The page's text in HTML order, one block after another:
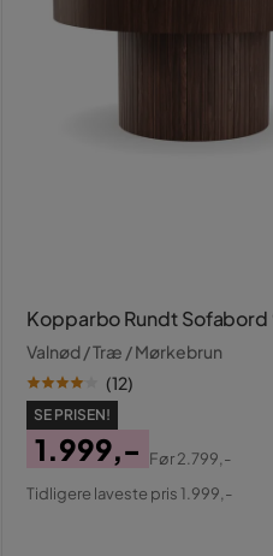
Kopparbo Rundt
Valnød / Træ / Mørkebrun
(12)
SE PRISEN!
Pris
1.999,-
Original
Før2.799,-
Tidligere laveste pris 1.999,-